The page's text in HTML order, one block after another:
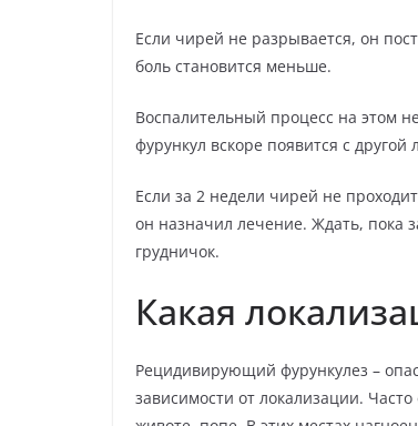
Если чирей не разрывается, он
боль становится меньше.
Воспалительный процесс на этом
фурункул вскоре появится с другой
Если за 2 недели чирей не
он назначил лечение. Ждать, пока
грудничок.
Какая
Рецидивирующий фурункулез –
зависимости от локализации.